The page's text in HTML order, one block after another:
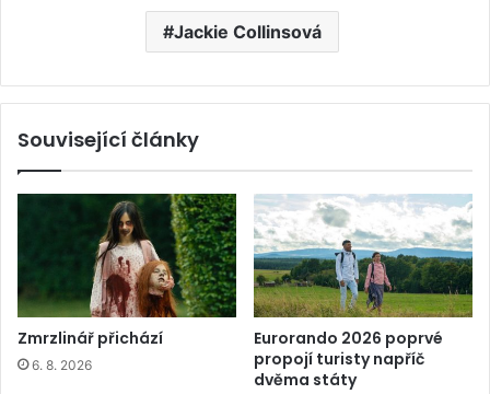
Jackie Collinsová
Související články
Zmrzlinář přichází
6. 8. 2026
Eurorando 2026 poprvé
propojí turisty napříč
dvěma státy